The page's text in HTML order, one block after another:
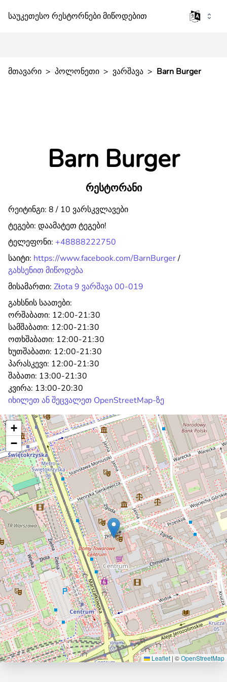
საუკეთესო რესტორნები მიწოდებით
მთავარი > პოლონეთი > ვარშავა > Barn Burger
Barn Burger
რესტორანი
რეიტინგი: 8 / 10 ვარსკვლავები
ტეგები: დაამატეთ ტეგები!
ტელეფონი: +48888222750
საიტი: https://www.facebook.com/BarnBurger/
გახსენით მიწოდება
მისამართი: Złota 9 ვარშავა 00-019
გახსნის საათები:
ორშაბათი: 12:00-21:30
სამშაბათი: 12:00-21:30
ოთხშაბათი: 12:00-21:30
ხუთშაბათი: 12:00-21:30
პარასკევი: 12:00-21:30
შაბათი: 13:00-21:30
კვირა: 13:00-20:30
იხილეთ ან შეცვალეთ OpenStreetMap-ზე
+
−
Leaflet | ©OpenStreetMap